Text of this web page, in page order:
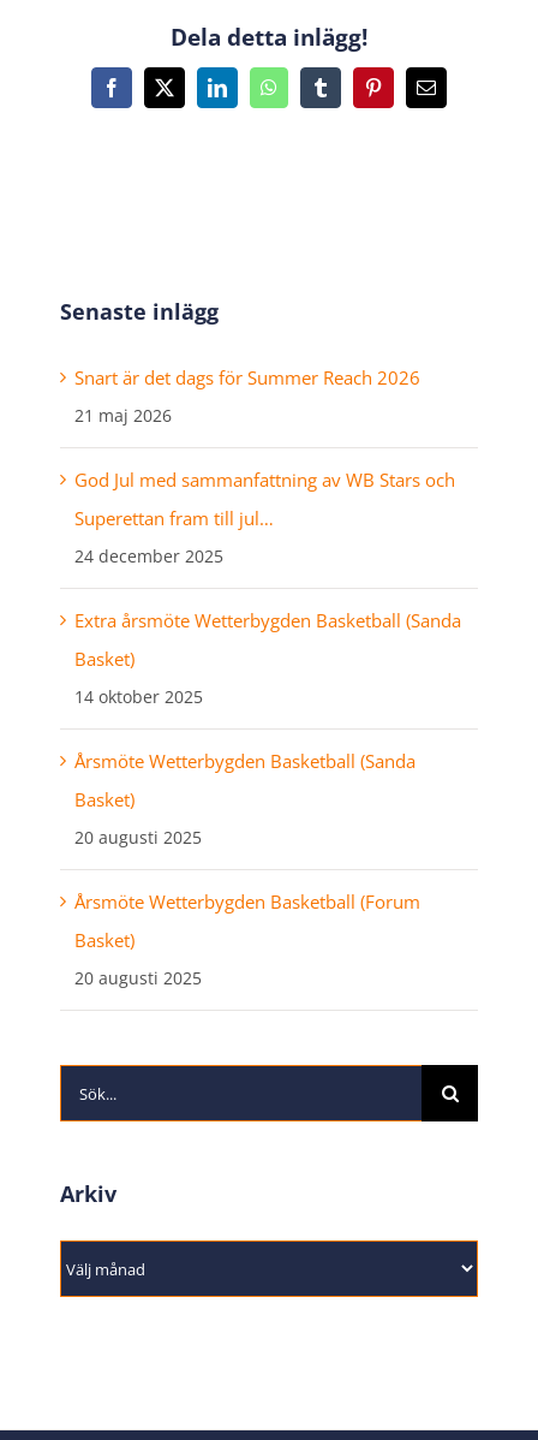
Dela detta inlägg!
Facebook
X LinkedInWhatsAppTumblrPinterest
E-
Senaste inlägg
Snart är det dags för Summer Reach 2026
21 maj 2026
God Jul med sammanfattning av WB Stars och
Superettan fram till jul…
24 december 2025
Extra årsmöte Wetterbygden Basketball (Sanda
Basket)
14 oktober 2025
Årsmöte Wetterbygden Basketball (Sanda
Basket)
20 augusti 2025
Årsmöte Wetterbygden Basketball (Forum
Basket)
20 augusti 2025
Sök
efter:
Arkiv
Arkiv